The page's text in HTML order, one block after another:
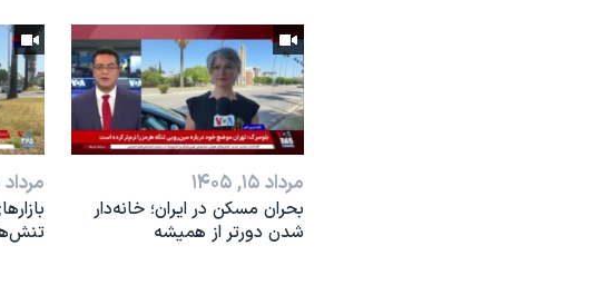
مرداد ۱۵, ۱۴۰۵
بحران مسکن در ایران؛ خانه‌دار
شدن دورتر از همیشه
مرداد ۱۵, ۱۴۰۵